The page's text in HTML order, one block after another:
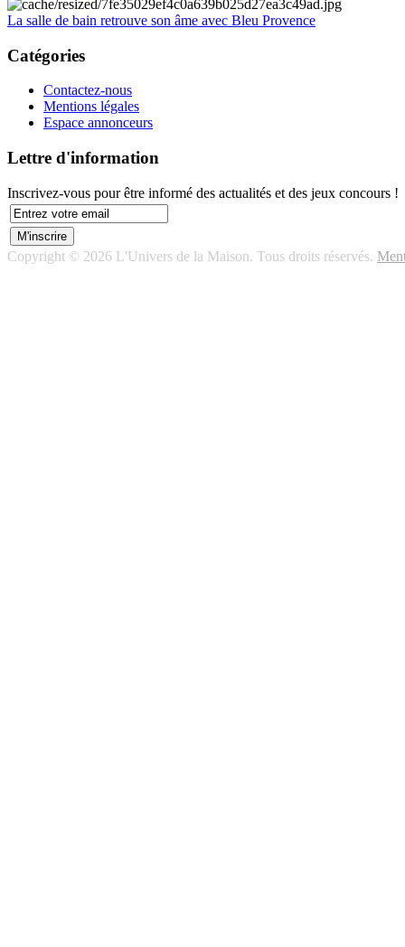
La salle de bain retrouve son âme avec Bleu Provence
Catégories
Contactez-nous
Mentions légales
Espace annonceurs
Lettre d'information
Inscrivez-vous pour être informé des actualités et des jeux concours !
Copyright © 2026 L'Univers de la Maison. Tous droits réservés.